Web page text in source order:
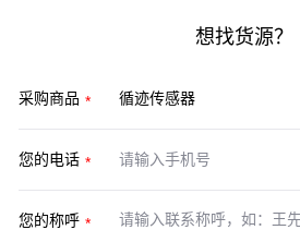
想找货源？
采购商品
您的电话
您的称呼